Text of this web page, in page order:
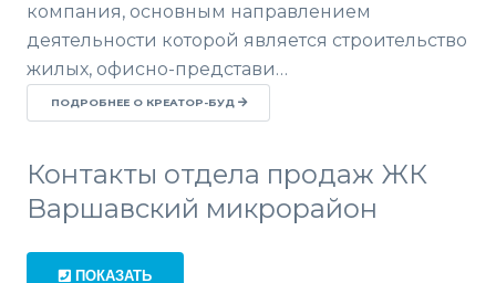
компания, основным направлением
деятельности которой является строительство
жилых, офисно-представи…
ПОДРОБНЕЕ О КРЕАТОР-БУД
Контакты отдела продаж ЖК
Варшавский микрорайон
ПОКАЗАТЬ